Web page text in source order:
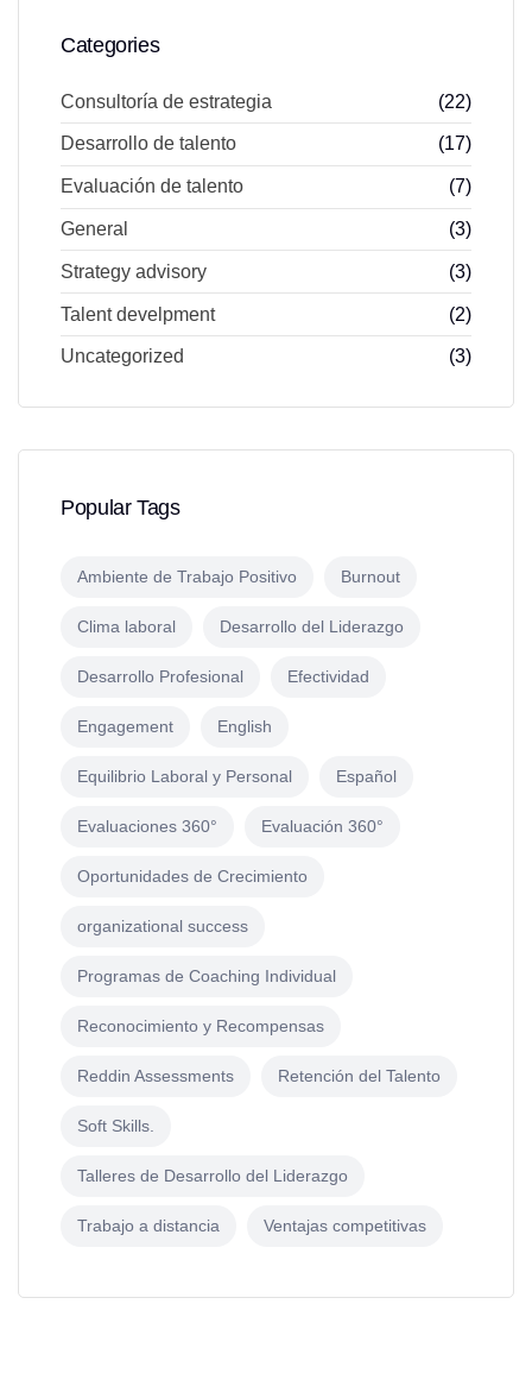
Categories
Consultoría de estrategia (22)
Desarrollo de talento (17)
Evaluación de talento (7)
General (3)
Strategy advisory (3)
Talent develpment (2)
Uncategorized (3)
Popular Tags
Ambiente de Trabajo Positivo Burnout
Clima laboral Desarrollo del Liderazgo
Desarrollo Profesional Efectividad
Engagement English
Equilibrio Laboral y Personal Español
Evaluaciones 360° Evaluación 360°
Oportunidades de Crecimiento
organizational success
Programas de Coaching Individual
Reconocimiento y Recompensas
Reddin Assessments Retención del Talento
Soft Skills.
Talleres de Desarrollo del Liderazgo
Trabajo a distancia Ventajas competitivas